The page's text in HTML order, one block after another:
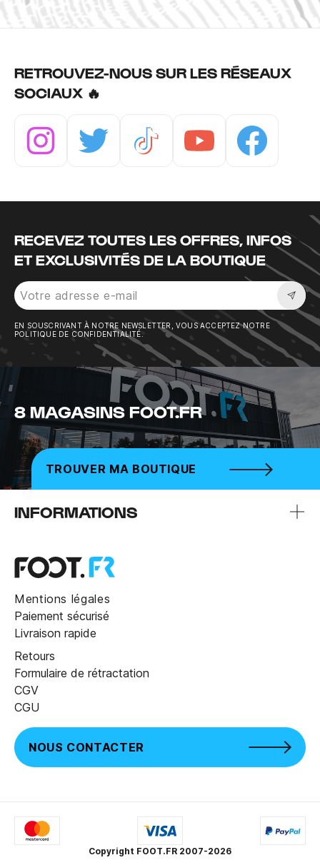
RETROUVEZ-NOUS SUR LES RÉSEAUX
SOCIAUX 🔥
RECEVEZ TOUTES LES OFFRES, INFOS
ET EXCLUSIVITÉS DE LA BOUTIQUE
EN SOUSCRIVANT À NOTRE NEWSLETTER, VOUS ACCEPTEZ NOTRE
POLITIQUE DE CONFIDENTIALITÉ.
8 MAGASINS FOOT.FR
TROUVER MA BOUTIQUE
INFORMATIONS
Mentions légales
Paiement sécurisé
Livraison rapide
Retours
Formulaire de rétractation
CGV
CGU
NOUS CONTACTER
Copyright FOOT.FR 2007-2026